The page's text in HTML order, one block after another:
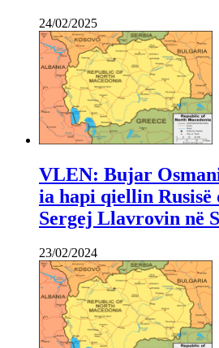
24/02/2025
VLEN: Bujar
ia hapi qiellin Rusisë
Sergej Llavrovin në
23/02/2024